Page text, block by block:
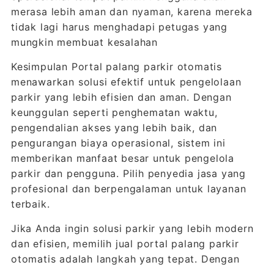
merasa lebih aman dan nyaman, karena mereka
tidak lagi harus menghadapi petugas yang
mungkin membuat kesalahan
Kesimpulan Portal palang parkir otomatis
menawarkan solusi efektif untuk pengelolaan
parkir yang lebih efisien dan aman. Dengan
keunggulan seperti penghematan waktu,
pengendalian akses yang lebih baik, dan
pengurangan biaya operasional, sistem ini
memberikan manfaat besar untuk pengelola
parkir dan pengguna. Pilih penyedia jasa yang
profesional dan berpengalaman untuk layanan
terbaik.
Jika Anda ingin solusi parkir yang lebih modern
dan efisien, memilih jual portal palang parkir
otomatis adalah langkah yang tepat. Dengan